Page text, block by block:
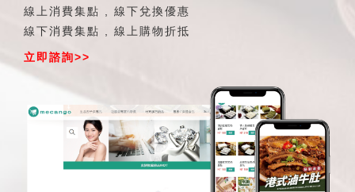
線上消費集點 , 線下兌換優惠
線下消費集點 , 線上購物折抵
立即諮詢>>